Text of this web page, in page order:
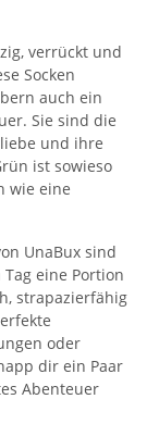
verrückt und
Socken
auch ein
Sie sind die
und ihre
ist sowieso
wie eine
UnaBux sind
eine Portion
strapazierfähig
oder
dir ein Paar
Abenteuer